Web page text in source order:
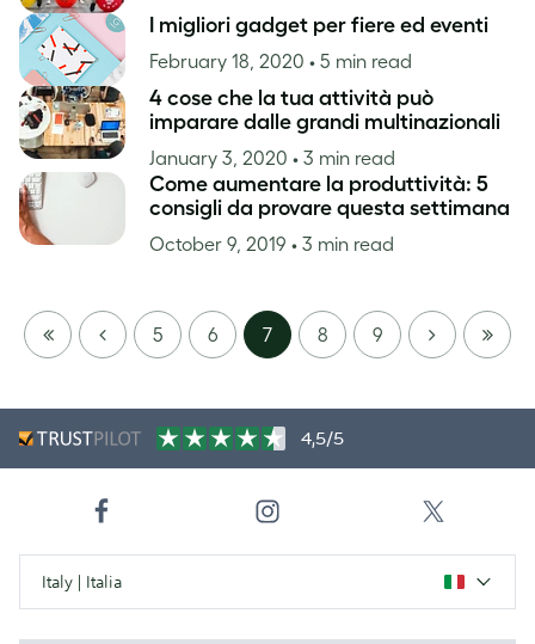
I migliori gadget per fiere ed eventi
February 18, 2020 • 5 min read
4 cose che la tua attività può
imparare dalle grandi multinazionali
January 3, 2020 • 3 min read
Come aumentare la produttività: 5
consigli da provare questa settimana
October 9, 2019 • 3 min read
FIRST
PAGE
PREVIOUS
5 6 7 8 9 NEXT
LAST
PAGE
4,5/5
Italy | Italia